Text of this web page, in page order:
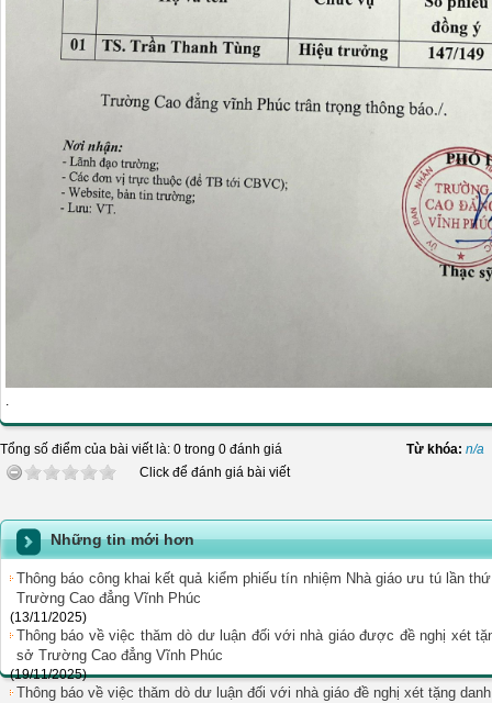
.
Tổng số điểm của bài viết là: 0 trong 0 đánh giá
Click để đánh giá bài viết
Từ khóa: n/a
Những tin mới hơn
Thông báo công khai kết quả kiểm phiếu tín nhiệm Nhà giáo ưu tú lần
Trường Cao đẳng Vĩnh Phúc
(13/11/2025)
Thông báo về việc thăm dò dư luận đối với nhà giáo được đề nghị xét
sở Trường Cao đẳng Vĩnh Phúc
(19/11/2025)
Thông báo về việc thăm dò dư luận đối với nhà giáo đề nghị xét tặng